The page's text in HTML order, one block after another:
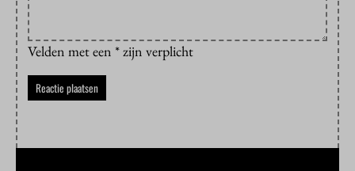
Velden met een * zijn verplicht